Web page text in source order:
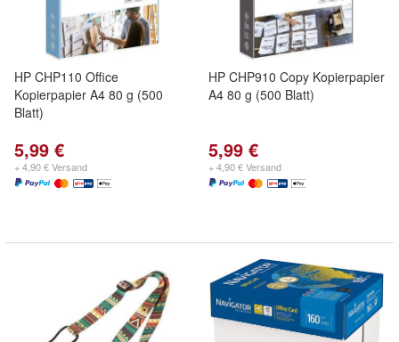
HP CHP110 Office
Kopierpapier A4 80 g (500
Blatt)
5,99 €
+ 4,90 € Versand
HP CHP910 Copy Kopierpapier
A4 80 g (500 Blatt)
5,99 €
+ 4,90 € Versand